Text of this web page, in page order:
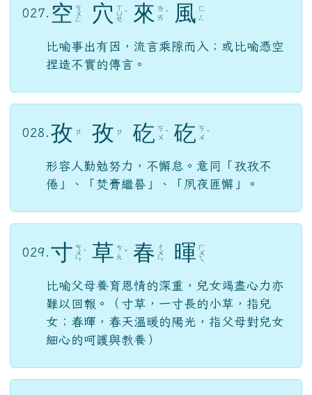
027. 空 ㄎ
ㄨ
ㄥ 穴 ㄒ
ㄩ
ㄝ
ˋ 來 ㄌ
ㄞ ˊ 風 ㄈ
ㄥ
比喻事出有因，流言乘隙而入；或比喻憑空
捏造不實的傳言。
028. 孜 ㄗ 孜 ㄗ 矻 ㄎ
ㄨ ˋ 矻 ㄎ
ㄨ ˋ
形容人勤勉努力，不懈怠。意同「孜孜不
倦」、「焚膏繼晷」、「夙夜匪懈」。
029. 寸 ㄘ
ㄨ
ㄣ
ˋ 草 ㄘ
ㄠ ˇ 春 ㄔ
ㄨ
ㄣ 暉 ㄏ
ㄨ
ㄟ
比喻父母養育恩情的深重，兒女竭盡心力亦
難以回報。（寸草，一寸長的小草，指兒
女；春暉，春天溫暖的陽光，指父母對兒女
細心的呵護與教養）